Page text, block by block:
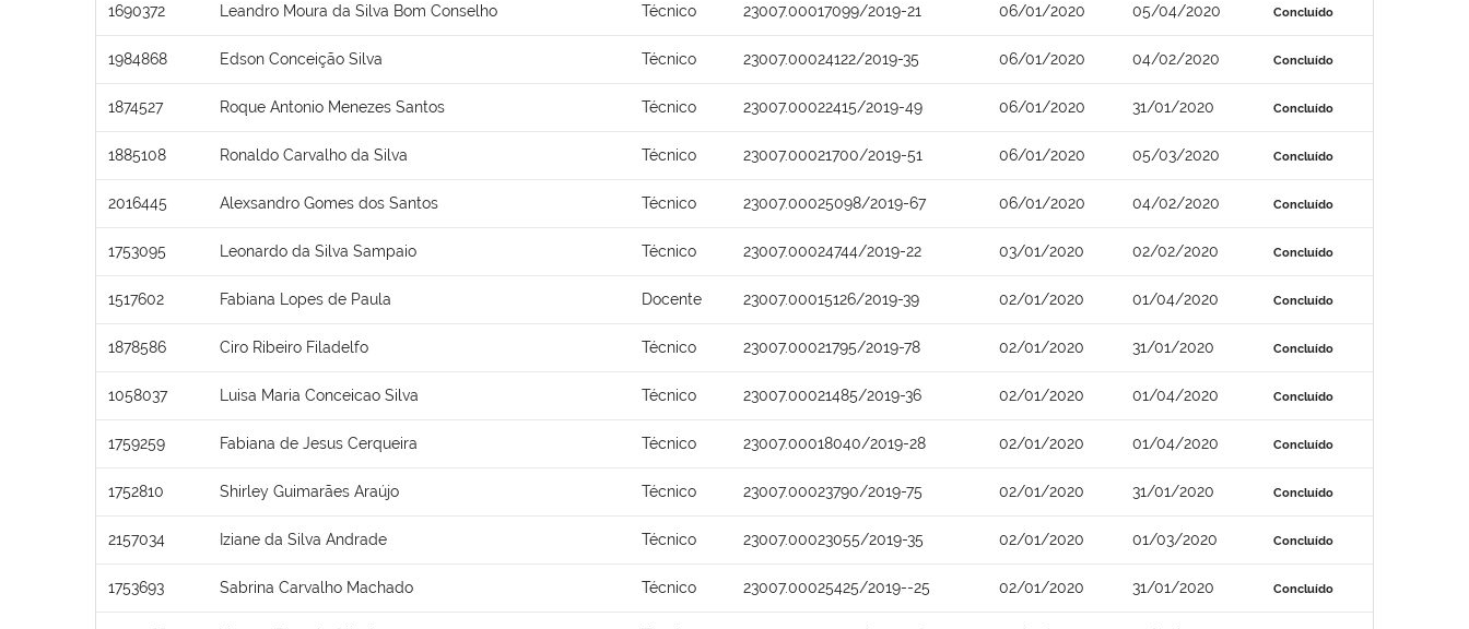
1690372 Leandro Moura da Silva Bom Conselho Técnico 23007.00017099/2019-21 06/01/2020 05/04/2020 Concluído
1984868 Edson Conceição Silva Técnico 23007.00024122/2019-35 06/01/2020 04/02/2020 Concluído
1874527 Roque Antonio Menezes Santos Técnico 23007.00022415/2019-49 06/01/2020 31/01/2020 Concluído
1885108 Ronaldo Carvalho da Silva Técnico 23007.00021700/2019-51 06/01/2020 05/03/2020 Concluído
2016445 Alexsandro Gomes dos Santos Técnico 23007.00025098/2019-67 06/01/2020 04/02/2020 Concluído
1753095 Leonardo da Silva Sampaio Técnico 23007.00024744/2019-22 03/01/2020 02/02/2020 Concluído
1517602 Fabiana Lopes de Paula Docente 23007.00015126/2019-39 02/01/2020 01/04/2020 Concluído
1878586 Ciro Ribeiro Filadelfo Técnico 23007.00021795/2019-78 02/01/2020 31/01/2020 Concluído
1058037 Luisa Maria Conceicao Silva Técnico 23007.00021485/2019-36 02/01/2020 01/04/2020 Concluído
1759259 Fabiana de Jesus Cerqueira Técnico 23007.00018040/2019-28 02/01/2020 01/04/2020 Concluído
1752810 Shirley Guimarães Araújo Técnico 23007.00023790/2019-75 02/01/2020 31/01/2020 Concluído
2157034 Iziane da Silva Andrade Técnico 23007.00023055/2019-35 02/01/2020 01/03/2020 Concluído
1753693 Sabrina Carvalho Machado Técnico 23007.00025425/2019--25 02/01/2020 31/01/2020 Concluído